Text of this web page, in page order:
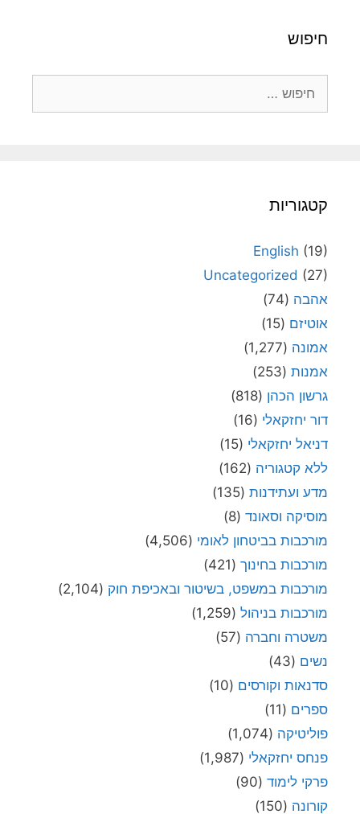
חיפוש
קטגוריות
English (19)
Uncategorized (27)
אהבה (74)
אוטיזם (15)
אמונה (1,277)
אמנות (253)
גרשון הכהן (818)
דור יחזקאלי (16)
דניאל יחזקאלי (15)
ללא קטגוריה (162)
מדע ועתידנות (135)
מוסיקה וסאונד (8)
מורכבות בביטחון לאומי (4,506)
מורכבות בחינוך (421)
מורכבות במשפט, בשיטור ובאכיפת חוק (2,104)
מורכבות בניהול (1,259)
משטרה וחברה (57)
נשים (43)
סדנאות וקורסים (10)
ספרים (11)
פוליטיקה (1,074)
פנחס יחזקאלי (1,987)
פרקי לימוד (90)
קורונה (150)